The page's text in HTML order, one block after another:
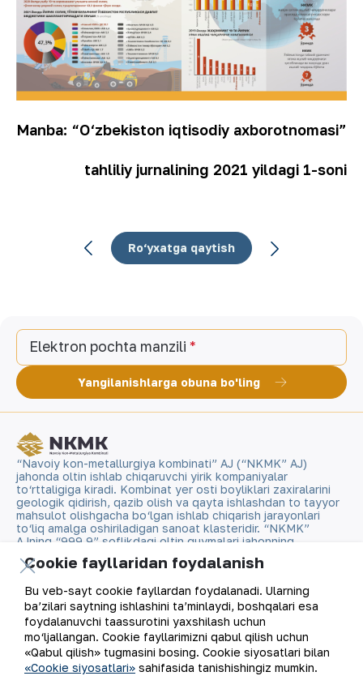
Manba: “O‘zbekiston iqtisodiy axborotnomasi”
tahliliy jurnalining 2021 yildagi 1-soni
Ro‘yxatga qaytish
Elektron pochta manzili
Yangilanishlarga obuna bo'ling
“Navoiy kon-metallurgiya kombinati” AJ (“NKMK” AJ)
jahonda oltin ishlab chiqaruvchi yirik kompaniyalar
to‘rttaligiga kiradi. Kombinat yer osti boyliklari zaxiralarini
geologik qidirish, qazib olish va qayta ishlashdan to tayyor
mahsulot olishgacha bo‘lgan ishlab chiqarish jarayonlari
to‘liq amalga oshiriladigan sanoat klasteridir. “NKMK”
AJning “999,9” soflikdagi oltin quymalari jahonning
qimmatbaho metallar bo‘yicha birjalarida O‘zbekistonning
brendiga aylandi.
Kompaniya haqida
Bizning faoliyatimiz
Aloqalar
Sayt xaritasi
Cookie fayllaridan foydalanish
Bu veb-sayt cookie fayllardan foydalanadi. Ularning
ba’zilari saytning ishlashini ta’minlaydi, boshqalari esa
foydalanuvchi taassurotini yaxshilash uchun
mo‘ljallangan. Cookie fayllarimizni qabul qilish uchun
«Qabul qilish» tugmasini bosing. Cookie siyosatlari bilan
«Cookie siyosatlari» sahifasida tanishishingiz mumkin.